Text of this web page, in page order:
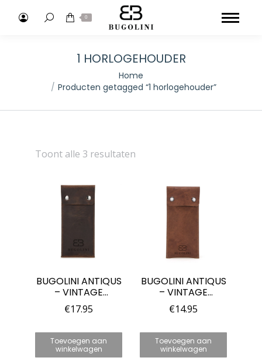
Search: 0
1 HORLOGEHOUDER
Home
Producten getagged “1 horlogehouder”
Toont alle 3 resultaten
BUGOLINI ANTIQUS
– VINTAGE
LEDEREN
HORLOGEHOUDER
VOOR HORLOGES
– ECHT LEER
€17.95
Toevoegen aan
winkelwagen
BUGOLINI ANTIQUS
– VINTAGE
LEDEREN
HORLOGEHOUDER
VOOR HORLOGES
– ECHT LEER –
€14.95
Toevoegen aan
winkelwagen